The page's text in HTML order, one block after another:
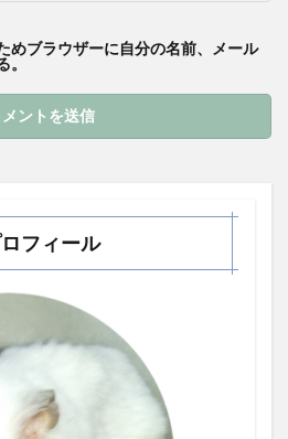
めブラウザーに自分の名前、メール
フィール